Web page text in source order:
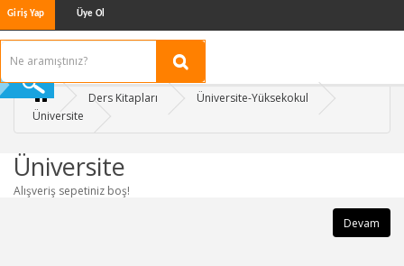
Giriş Yap Üye Ol
Ders Kitapları
Üniversite-Yüksekokul
Üniversite
Üniversite
Alışveriş sepetiniz boş!
Devam